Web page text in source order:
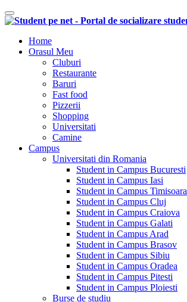
Comutare navigare
Home
Orasul Meu
Cluburi
Restaurante
Baruri
Fast food
Pizzerii
Shopping
Universitati
Camine
Campus
Universitati din Romania
Student in Campus Bucuresti
Student in Campus Iasi
Student in Campus Timisoara
Student in Campus Cluj
Student in Campus Craiova
Student in Campus Galati
Student in Campus Arad
Student in Campus Brasov
Student in Campus Sibiu
Student in Campus Oradea
Student in Campus Pitesti
Student in Campus Ploiesti
Burse de studiu